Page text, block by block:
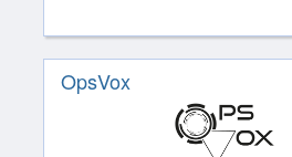
OpsVox